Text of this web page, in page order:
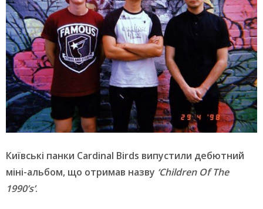
Київські панки Cardinal Birds випустили дебютний
міні-альбом, що отримав назву ‘Children Of The
1990’s’.